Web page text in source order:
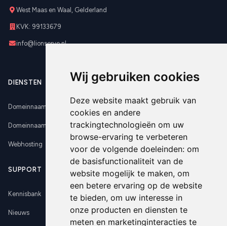
Wij gebruiken cookies
Deze website maakt gebruik van
cookies en andere
trackingtechnologieën om uw
browse-ervaring te verbeteren
voor de volgende doeleinden: om
de basisfunctionaliteit van de
website mogelijk te maken, om
een betere ervaring op de website
te bieden, om uw interesse in
onze producten en diensten te
meten en marketinginteracties te
West Maas en Waal, Gelderland
KVK: 99133679
info@lionserve.nl
DIENSTEN
Domeinnaam registreren
Domeinnaam verhuizen
Webhosting
SUPPORT
Kennisbank
Nieuws